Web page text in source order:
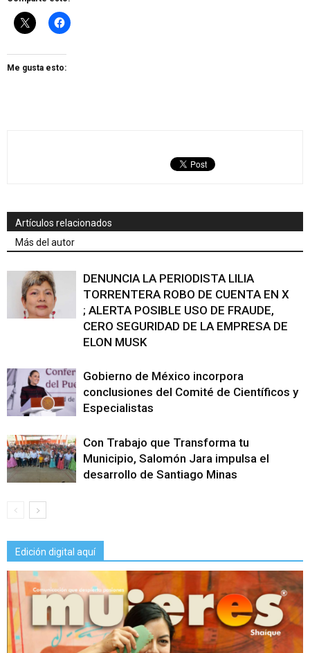
Me gusta esto:
Artículos relacionados
Más del autor
DENUNCIA LA PERIODISTA LILIA
TORRENTERA ROBO DE CUENTA EN X
; ALERTA POSIBLE USO DE FRAUDE,
CERO SEGURIDAD DE LA EMPRESA DE
ELON MUSK
Gobierno de México incorpora
conclusiones del Comité de Científicos y
Especialistas
Con Trabajo que Transforma tu
Municipio, Salomón Jara impulsa el
desarrollo de Santiago Minas
Edición digital aquí